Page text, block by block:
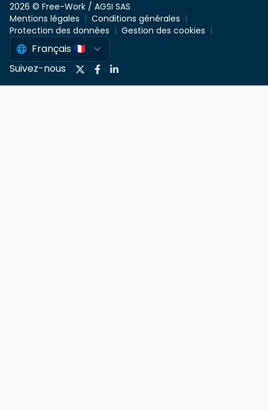
2026 © Free-Work / AGSI SAS
Mentions légales
Conditions générales
Protection des données
Gestion des cookies
Suivez-nous